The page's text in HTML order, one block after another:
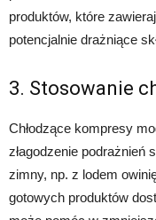
produktów, które
potencjalnie drażniące
3. Stosowanie
Chłodzące kompresy
złagodzenie
zimny, np. z lodem
gotowych produktów